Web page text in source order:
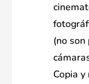
(no
Copia